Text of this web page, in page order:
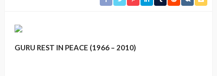
GURU REST IN PEACE (1966 – 2010)